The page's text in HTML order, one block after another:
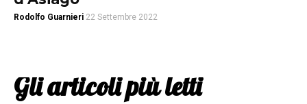
Rodolfo Guarnieri 22 Settembre 2022
Gli articoli più letti